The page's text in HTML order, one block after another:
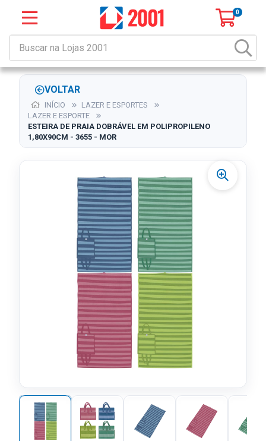
0
VOLTAR
INÍCIO
LAZER E ESPORTES
LAZER E ESPORTE
ESTEIRA DE PRAIA DOBRÁVEL EM POLIPROPILENO
1,80X90CM - 3655 - MOR